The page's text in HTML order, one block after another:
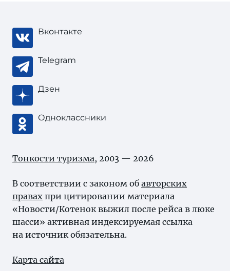
Вконтакте
Telegram
Дзен
Одноклассники
Тонкости туризма, 2003 — 2026
В соответствии с законом об авторских
правах при цитировании материала
«Новости/Котенок выжил после рейса в люке
шасси» активная индексируемая ссылка
на источник обязательна.
Карта сайта